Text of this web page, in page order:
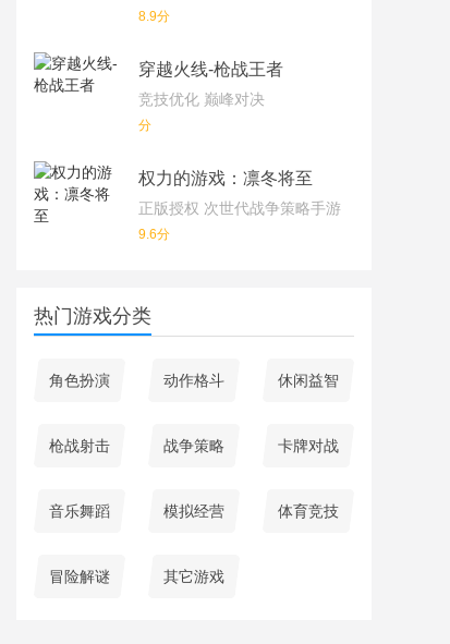
8.9分
穿越火线-枪战王者
竞技优化 巅峰对决
分
权力的游戏：凛冬将至
正版授权 次世代战争策略手游
9.6分
热门游戏分类
角色扮演 动作格斗 休闲益智
枪战射击 战争策略 卡牌对战
音乐舞蹈 模拟经营 体育竞技
冒险解谜 其它游戏